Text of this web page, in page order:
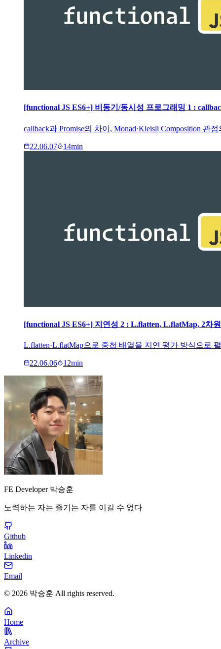
[functional JS ES6+] 비동기/동시성 프로그래밍 1 :
callback과 Promise의 차이, Monad·Kleisli Composition
22.06.07 14min
[functional JS ES6+] 지연성 2 : L.flatten, L.flatMap, 2차
L.flatten·L.flatMap으로 중첩 배열을 지연 평가 방식으로
22.06.06 12min
FE Developer 박승훈
노력하는 자는 즐기는 자를 이길 수 없다
Github
Linkedin
Email
© 2026 박승훈 All rights reserved.
Home
Archive